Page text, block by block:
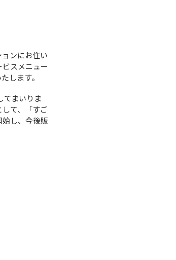
ンにお住い
スメニュー
します。
てまいりま
て、「すご
し、今後販